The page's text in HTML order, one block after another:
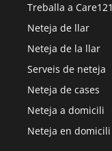
Treballa a Care121
Neteja de llar
Neteja de la llar
Serveis de neteja
Neteja de cases
Neteja a domicili
Neteja en domicili